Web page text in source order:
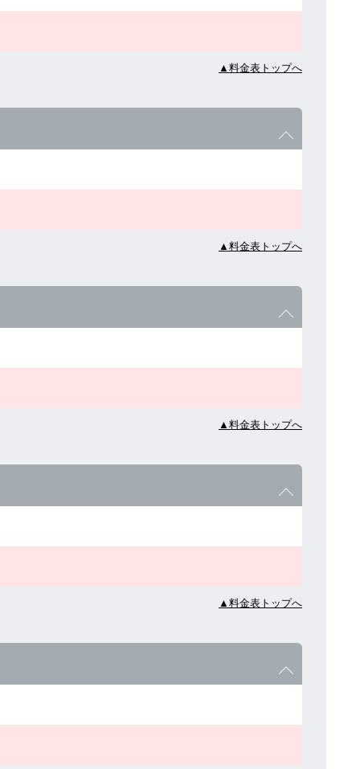
▲料金表トップへ
▲料金表トップへ
▲料金表トップへ
▲料金表トップへ